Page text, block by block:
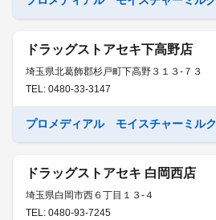
ドラッグストアセキ下高野店
埼玉県北葛飾郡杉戸町下高野３１３-７３
TEL: 0480-33-3147
プロメディアル モイスチャーミルク
ドラッグストアセキ 白岡西店
埼玉県白岡市西６丁目１３-４
TEL: 0480-93-7245